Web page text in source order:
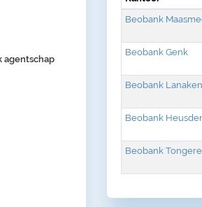
agentschap
Beobank
Beobank Genk
Beobank Lanaken
Beobank
Beobank